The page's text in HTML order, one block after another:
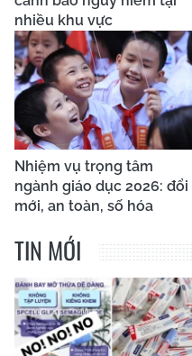
nhiều khu vực
Nhiệm vụ trọng tâm
ngành giáo dục 2026: đổi
mới, an toàn, số hóa
TIN MỚI